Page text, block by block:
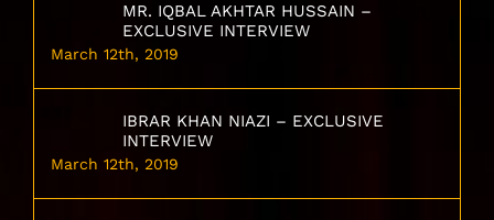
MR. IQBAL AKHTAR HUSSAIN –
EXCLUSIVE INTERVIEW
March 12th, 2019
IBRAR KHAN NIAZI – EXCLUSIVE
INTERVIEW
March 12th, 2019